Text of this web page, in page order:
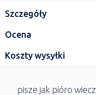
Szczegóły
Ocena
Koszty wysyłki
pisze jak pióro